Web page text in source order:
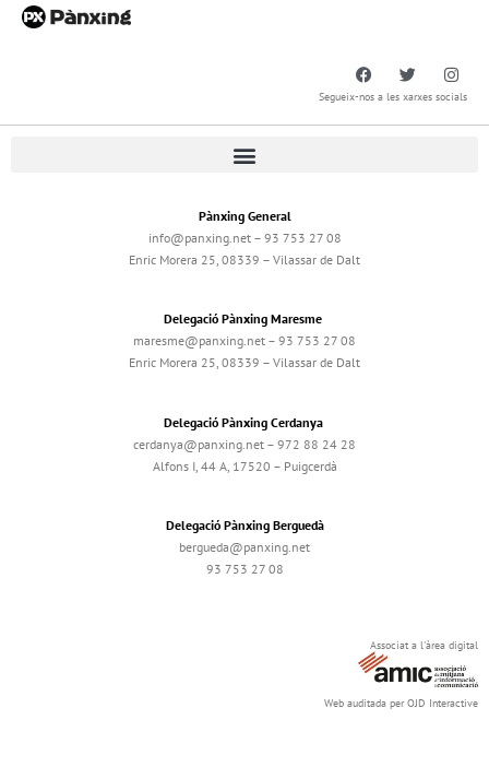
Segueix-nos a les xarxes socials
Pànxing General
info@panxing.net – 93 753 27 08
Enric Morera 25, 08339 – Vilassar de Dalt
Delegació Pànxing Maresme
maresme@panxing.net – 93 753 27 08
Enric Morera 25, 08339 – Vilassar de Dalt
Delegació Pànxing Cerdanya
cerdanya@panxing.net – 972 88 24 28
Alfons I, 44 A, 17520 – Puigcerdà
Delegació Pànxing Berguedà
bergueda@panxing.net
93 753 27 08
Associat a l'àrea digital
Web auditada per OJD Interactive